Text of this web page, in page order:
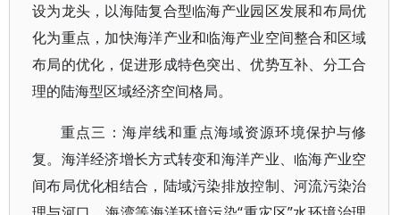
设为龙头，以海陆复合型临海产业园区发展和布局优
化为重点，加快海洋产业和临海产业空间整合和区域
布局的优化，促进形成特色突出、优势互补、分工合
理的陆海型区域经济空间格局。
重点三：海岸线和重点海域资源环境保护与修
复。海洋经济增长方式转变和海洋产业、临海产业空
间布局优化相结合，陆域污染排放控制、河流污染治